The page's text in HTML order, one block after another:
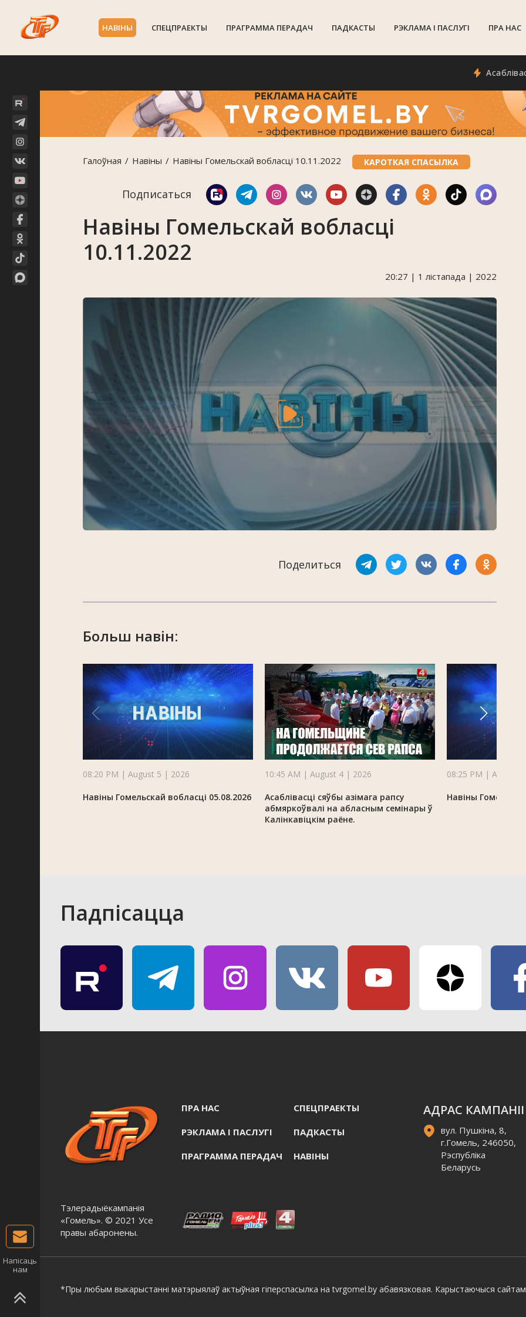
НАВIНЫ СПЕЦПРАЕКТЫ ПРАГРАММА ПЕРАДАЧ ПАДКАСТЫ РЭКЛАМА I ПАСЛУГI ПРА НАС
Асаблівасці
Галоўная Навiны Навіны Гомельскай вобласці 10.11.2022 КАРОТКАЯ СПАСЫЛКА
Подписаться
Навіны Гомельскай вобласці
10.11.2022
20:27 | 1 лістапада | 2022
Поделиться
Больш навін:
08:20 PM | August 5 | 2026
Навіны Гомельскай вобласці 05.08.2026
10:45 AM | August 4 | 2026
Асаблівасці сяўбы азімага рапсу
абмяркоўвалі на абласным семінары ў
Калінкавіцкім раёне.
08:25 PM | August 3
Навіны
Падпісацца
Тэлерадыёкампанія
«Гомель». © 2021 Усе
правы абаронены.
ПРА НАС СПЕЦПРАЕКТЫ
РЭКЛАМА I ПАСЛУГI ПАДКАСТЫ
ПРАГРАММА ПЕРАДАЧ НАВIНЫ
АДРАС КАМПАНІІ
вул. Пушкіна, 8,
г.Гомель, 246050,
Рэспубліка
Беларусь
*Пры любым выкарыстанні матэрыялаў актыўная гіперспасылка на tvrgomel.by абавязковая. Карыстаючыся
Напісаць
нам